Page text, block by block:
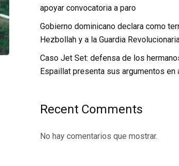
apoyar convocatoria a paro
Gobierno dominicano declara como
Hezbollah y a la Guardia
Caso Jet Set: defensa de los
Espaillat presenta sus argumentos en
Recent Comments
No hay comentarios que mostrar.